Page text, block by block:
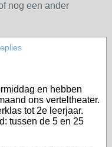
nog een ander
en hebben
ons verteltheater.
tot 2e leerjaar.
tussen de 5 en 25